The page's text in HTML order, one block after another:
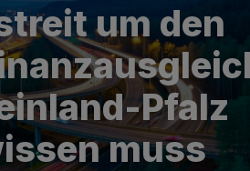
um den
Pfalz
muss